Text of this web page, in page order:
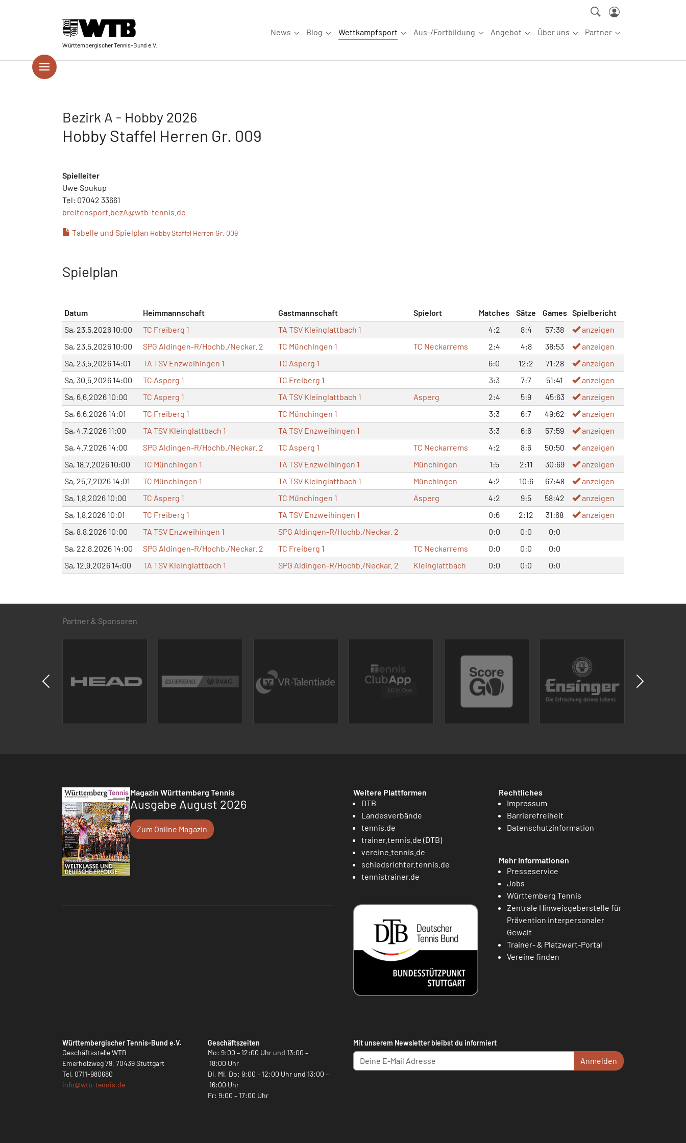
Württembergischer Tennis-Bund e.V.
News
Submenu for "News"
Blog
Submenu for "Blog"
Wettkampfsport
Submenu for "Wettkampfsport"
Aus-/Fortbildung
Submenu for "Aus-/Fortbildung"
Angebot
Submenu for "Angebot"
Über uns
Submenu for "Über uns"
Partner
Submenu for
Bezirk A - Hobby 2026
Hobby Staffel Herren Gr. 009
Spielleiter
Uwe Soukup
Tel: 07042 33661
breitensport.bezA@wtb-tennis.de
Tabelle und Spielplan Hobby Staffel Herren Gr. 009
Spielplan
Datum Heimmannschaft Gastmannschaft Spielort Matches Sätze Games Spielbericht
Sa, 23.5.2026 10:00
TC Freiberg 1 TA TSV Kleinglattbach 1 4:2 8:4 57:38
anzeigen
Sa, 23.5.2026 10:00
SPG Aldingen-R/Hochb./Neckar. 2 TC Münchingen 1 TC Neckarrems 2:4 4:8 38:53
anzeigen
Sa, 23.5.2026 14:01
TA TSV Enzweihingen 1 TC Asperg 1 6:0 12:2 71:28
anzeigen
Sa, 30.5.2026 14:00
TC Asperg 1 TC Freiberg 1 3:3 7:7 51:41
anzeigen
Sa, 6.6.2026 10:00
TC Asperg 1 TA TSV Kleinglattbach 1 Asperg 2:4 5:9 45:63
anzeigen
Sa, 6.6.2026 14:01
TC Freiberg 1 TC Münchingen 1 3:3 6:7 49:62
anzeigen
Sa, 4.7.2026 11:00
TA TSV Kleinglattbach 1 TA TSV Enzweihingen 1 3:3 6:6 57:59
anzeigen
Sa, 4.7.2026 14:00
SPG Aldingen-R/Hochb./Neckar. 2 TC Asperg 1 TC Neckarrems 4:2 8:6 50:50
anzeigen
Sa, 18.7.2026 10:00
TC Münchingen 1 TA TSV Enzweihingen 1 Münchingen 1:5 2:11 30:69
anzeigen
Sa, 25.7.2026 14:01
TC Münchingen 1 TA TSV Kleinglattbach 1 Münchingen 4:2 10:6 67:48
anzeigen
Sa, 1.8.2026 10:00
TC Asperg 1 TC Münchingen 1 Asperg 4:2 9:5 58:42
anzeigen
Sa, 1.8.2026 10:01
TC Freiberg 1 TA TSV Enzweihingen 1 0:6 2:12 31:68
anzeigen
Sa, 8.8.2026 10:00
TA TSV Enzweihingen 1 SPG Aldingen-R/Hochb./Neckar. 2 0:0 0:0
0:0
Sa, 22.8.2026 14:00
SPG Aldingen-R/Hochb./Neckar. 2 TC Freiberg 1 TC Neckarrems 0:0 0:0
0:0
Sa, 12.9.2026 14:00
TA TSV Kleinglattbach 1 SPG Aldingen-R/Hochb./Neckar. 2 Kleinglattbach 0:0 0:0 0:0
Partner & Sponsoren
Magazin Württemberg Tennis
Ausgabe August 2026
Zum Online Magazin
Weitere Plattformen
DTB
Landesverbände
tennis.de
trainer.tennis.de (DTB)
vereine.tennis.de
schiedsrichter.tennis.de
tennistrainer.de
Rechtliches
Impressum
Barrierefreiheit
Datenschutzinformation
Mehr Informationen
Presseservice
Jobs
Württemberg Tennis
Zentrale Hinweisgeberstelle für
Prävention interpersonaler
Gewalt
Trainer- & Platzwart-Portal
Vereine finden
Württembergischer Tennis-Bund e.V.
Geschäftsstelle WTB
Emerholzweg 79, 70439 Stuttgart
Tel. 0711-980680
info@wtb-tennis.de
Geschäftszeiten
Mo: 9:00 – 12:00 Uhr und 13:00 –
18:00 Uhr
Di, Mi, Do: 9:00 – 12:00 Uhr und 13:00 –
16:00 Uhr
Fr: 9:00 – 17:00 Uhr
Mit unserem Newsletter bleibst du informiert
Anmelden